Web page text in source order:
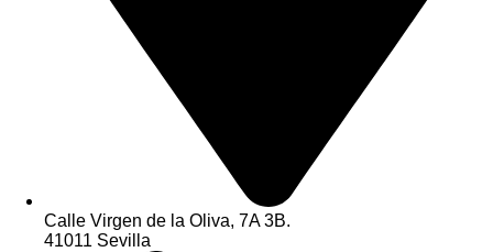
Calle Virgen de la Oliva, 7A 3B.
41011 Sevilla